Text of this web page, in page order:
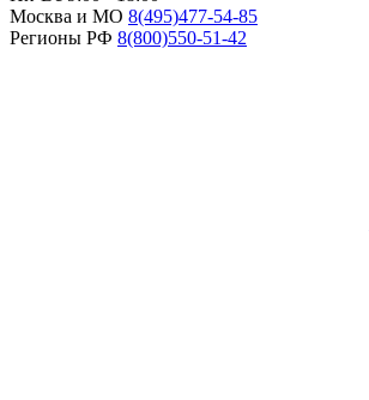
Москва и МО 8(495)477-54-85
Регионы РФ 8(800)550-51-42